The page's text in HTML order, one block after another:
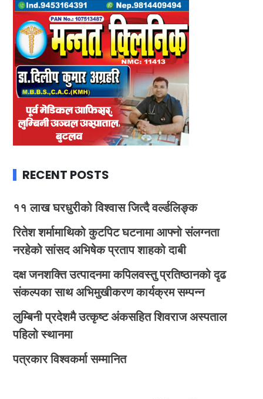
RECENT POSTS
११ लाख घरधुरीको विश्वास जित्दै वर्ल्डलिङ्क
रितेश शर्मामाथिको कुटपिट घटनामा आफ्नो संलग्नता
नरहेको सांसद अभिषेक प्रताप शाहको दाबी
दक्ष जनशक्ति उत्पादनमा कपिलवस्तु प्रतिष्ठानको दृढ
संकल्पका साथ अभिमुखीकरण कार्यक्रम सम्पन्न
लुम्बिनी प्रदेशमै उत्कृष्ट अंकसहित शिवराज अस्पताल
पहिलो स्थानमा
पत्रकार विश्वकर्मा सम्मानित